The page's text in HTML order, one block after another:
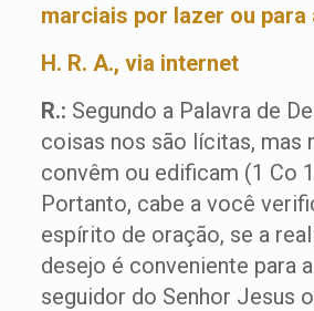
marciais por lazer ou
H. R. A., via internet
R.: Segundo a Palavra de
coisas nos são lícitas, mas
convêm ou edificam (1 Co
Portanto, cabe a você
espírito de oração, se a
desejo é conveniente para
seguidor do Senhor Jesus